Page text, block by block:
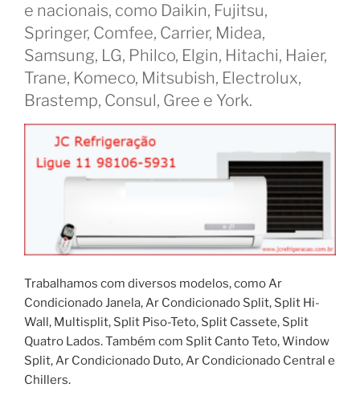
e nacionais, como Daikin, Fujitsu,
Springer, Comfee, Carrier, Midea,
Samsung, LG, Philco, Elgin, Hitachi, Haier,
Trane, Komeco, Mitsubish, Electrolux,
Brastemp, Consul, Gree e York.
Trabalhamos com diversos modelos, como Ar
Condicionado Janela, Ar Condicionado Split, Split Hi-
Wall, Multisplit, Split Piso-Teto, Split Cassete, Split
Quatro Lados. Também com Split Canto Teto, Window
Split, Ar Condicionado Duto, Ar Condicionado Central e
Chillers.